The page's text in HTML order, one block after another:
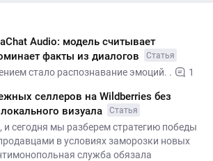
Audio: модель считывает
факты из диалогов
Статья
стало распознавание эмоций. . 1
селлеров на Wildberries без
визуала
Статья
сегодня мы разберем стратегию победы
в условиях заморозки новых
служба обязала